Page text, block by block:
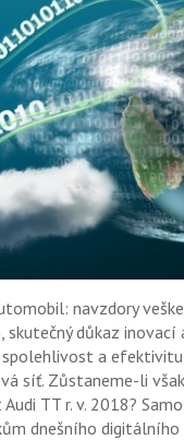
navzdory
důkaz
a
síť. Zůstaneme-li
TT r. v. 2018?
dnešního digitálního